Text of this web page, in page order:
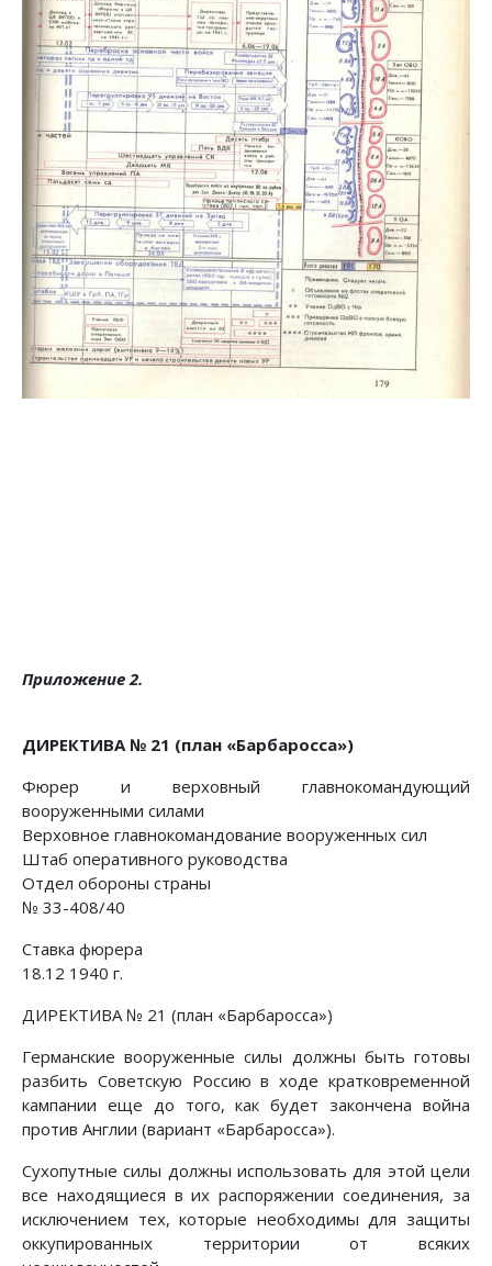
Приложение 2.
ДИРЕКТИВА № 21 (план «Барбаросса»)
Фюрер и верховный главнокомандующий
вооруженными силами
Верховное главнокомандование вооруженных сил
Штаб оперативного руководства
Отдел обороны страны
№ 33-408/40
Ставка фюрера
18.12 1940 г.
ДИРЕКТИВА № 21 (план «Барбаросса»)
Германские вооруженные силы должны быть готовы
разбить Советскую Россию в ходе кратковременной
кампании еще до того, как будет закончена война
против Англии (вариант «Барбаросса»).
Сухопутные силы должны использовать для этой цели
все находящиеся в их распоряжении соединения, за
исключением тех, которые необходимы для защиты
оккупированных территории от всяких